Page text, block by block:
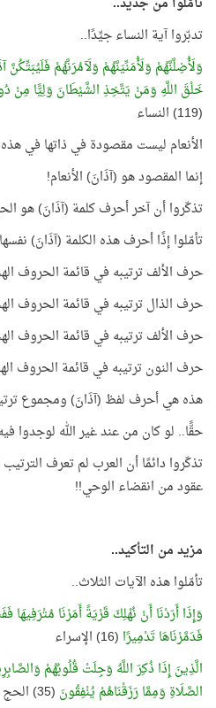
تدبّروا آية النساء جيِّدًا..
وَلَأُضِلَّنَّهُمْ وَلَأُمَنِّيَنَّهُمْ وَلَآمُرَنَّهُمْ فَلَيُبَتِّكُنَّ
خَلْقَ اللَّهِ وَمَنْ يَتَّخِذِ الشَّيْطَانَ وَلِيًّا مِنْ
(119) النساء
الأنعام ليست مقصودة في ذاتها في هذه
إنما المقصود هو (آذَانَ) الأنعام!
تذكّروا أن آخر أحرف كلمة (آذَانَ) هو الحرف رقم 36 من
تأمّلوا إذًا أحرف هذه الكلمة (آذَانَ)
حرف الألف ترتيبه في قائمة الحروف
حرف الذال ترتيبه في قائمة الحروف
حرف الألف ترتيبه في قائمة الحروف
حرف النون ترتيبه في قائمة الحروف
هذه هي أحرف لفظ (آذَانَ) ومجموع ترتيبها الهجائي
حقًّا.. لو كان من عند غير الله لوجدوا
تذكّروا دائمًا أن العرب لم تعرف
عقود من انقضاء الوحي!!
مزيد من التأكيد..
تأمّلوا هذه الآيات الثلاث..
وَإِذَا أَرَدْنَا أَنْ نُهْلِكَ قَرْيَةً أَمَرْنَا مُتْرَفِيهَا
فَدَمَّرْنَاهَا تَدْمِيرًا (16) الإسراء
الَّذِينَ إِذَا ذُكِرَ اللَّهُ وَجِلَتْ قُلُوبُهُمْ
الصَّلَاةِ وَمِمَّا رَزَقْنَاهُمْ يُنْفِقُونَ (35) الحج